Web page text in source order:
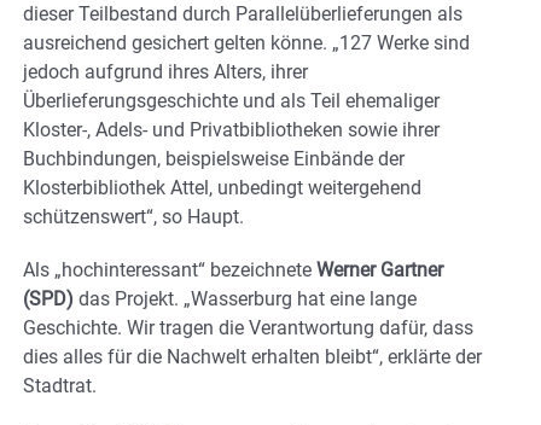
dieser Teilbestand durch Parallelüberlieferungen als
ausreichend gesichert gelten könne. „127 Werke sind
jedoch aufgrund ihres Alters, ihrer
Überlieferungsgeschichte und als Teil ehemaliger
Kloster-, Adels- und Privatbibliotheken sowie ihrer
Buchbindungen, beispielsweise Einbände der
Klosterbibliothek Attel, unbedingt weitergehend
schützenswert“, so Haupt.
Als „hochinteressant“ bezeichnete Werner Gartner
(SPD) das Projekt. „Wasserburg hat eine lange
Geschichte. Wir tragen die Verantwortung dafür, dass
dies alles für die Nachwelt erhalten bleibt“, erklärte der
Stadtrat.